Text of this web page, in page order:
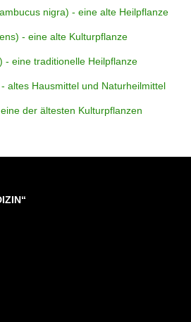
nigra) - eine alte Heilpflanze
- eine alte Kulturpflanze
- eine traditionelle Heilpflanze
altes Hausmittel und Naturheilmittel
der ältesten Kulturpflanzen